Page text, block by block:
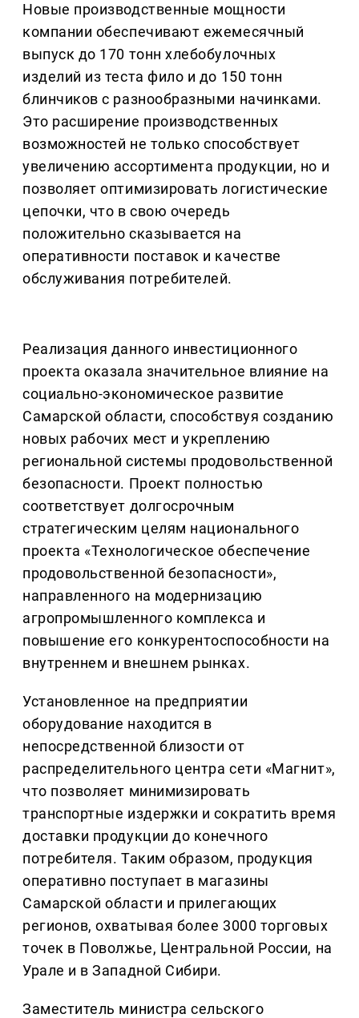
Новые производственные мощности
компании обеспечивают ежемесячный
выпуск до 170 тонн хлебобулочных
изделий из теста фило и до 150 тонн
блинчиков с разнообразными начинками.
Это расширение производственных
возможностей не только способствует
увеличению ассортимента продукции, но и
позволяет оптимизировать логистические
цепочки, что в свою очередь
положительно сказывается на
оперативности поставок и качестве
обслуживания потребителей.
Реализация данного инвестиционного
проекта оказала значительное влияние на
социально-экономическое развитие
Самарской области, способствуя созданию
новых рабочих мест и укреплению
региональной системы продовольственной
безопасности. Проект полностью
соответствует долгосрочным
стратегическим целям национального
проекта «Технологическое обеспечение
продовольственной безопасности»,
направленного на модернизацию
агропромышленного комплекса и
повышение его конкурентоспособности на
внутреннем и внешнем рынках.
Установленное на предприятии
оборудование находится в
непосредственной близости от
распределительного центра сети «Магнит»,
что позволяет минимизировать
транспортные издержки и сократить время
доставки продукции до конечного
потребителя. Таким образом, продукция
оперативно поступает в магазины
Самарской области и прилегающих
регионов, охватывая более 3000 торговых
точек в Поволжье, Центральной России, на
Урале и в Западной Сибири.
Заместитель министра сельского